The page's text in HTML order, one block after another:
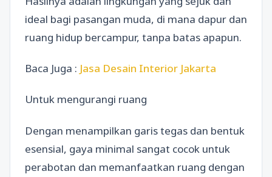
ideal bagi pasangan muda, di mana dapur dan
ruang hidup bercampur, tanpa batas apapun.
Baca Juga : Jasa Desain Interior Jakarta
Untuk mengurangi ruang
Dengan menampilkan garis tegas dan bentuk
esensial, gaya minimal sangat cocok untuk
perabotan dan memanfaatkan ruang dengan